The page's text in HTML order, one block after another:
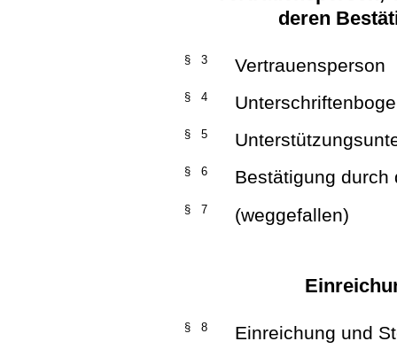
deren
§ 3 Vertrauensperson
§ 4
§ 5
§ 6 Bestätigung durch
§ 7 (weggefallen)
§ 8 Einreichung und